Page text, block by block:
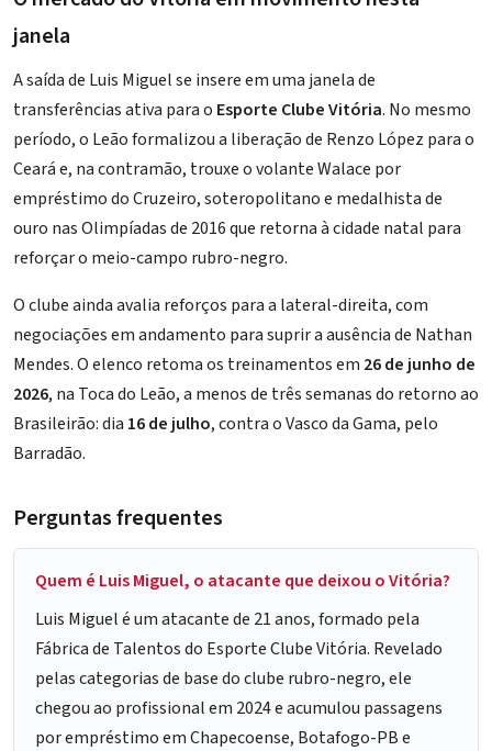
janela
A saída de Luis Miguel se insere em uma janela de
transferências ativa para o Esporte Clube Vitória. No mesmo
período, o Leão formalizou a liberação de Renzo López para o
Cearáe, na contramão, trouxe o volanteWalace por
empréstimo do Cruzeiro, soteropolitano e medalhista de
ouro nas Olimpíadas de 2016 que retorna à cidade natal para
reforçar o meio-campo rubro-negro.
O clube ainda avalia reforços para a lateral-direita, com
negociações em andamento para suprir a ausência de Nathan
Mendes. O elenco retoma os treinamentos em 26 de junho de
2026, na Toca do Leão, a menos de três semanas do retorno ao
Brasileirão: dia 16 de julho, contra o Vasco da Gama, pelo
Barradão.
Perguntas frequentes
Quem é Luis Miguel, o atacante que deixou o Vitória?
Luis Miguel é um atacante de 21 anos, formado pela
Fábrica de Talentos do Esporte Clube Vitória. Revelado
pelas categorias de base do clube rubro-negro, ele
chegou ao profissional em 2024 e acumulou passagens
por empréstimo em Chapecoense, Botafogo-PB e